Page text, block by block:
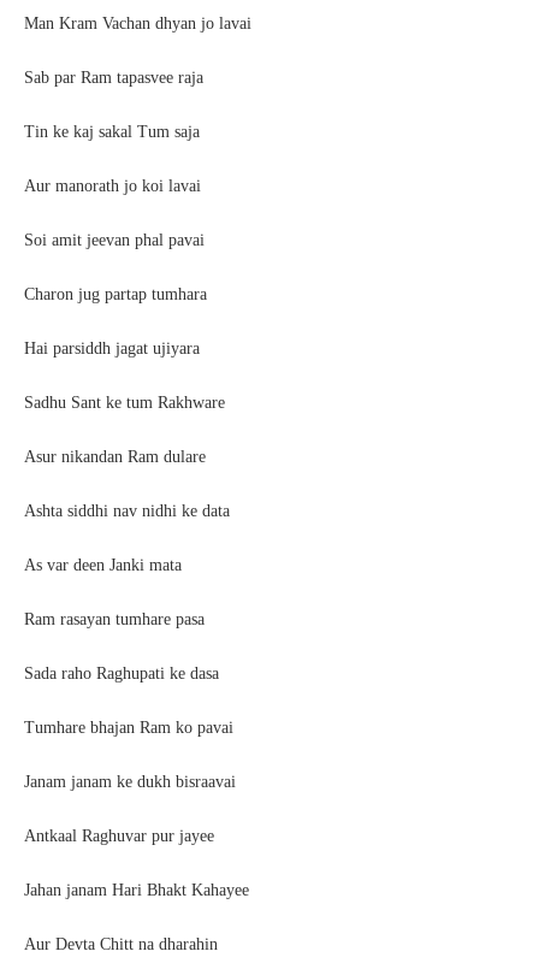
Man Kram Vachan dhyan jo lavai
Sab par Ram tapasvee raja
Tin ke kaj sakal Tum saja
Aur manorath jo koi lavai
Soi amit jeevan phal pavai
Charon jug partap tumhara
Hai parsiddh jagat ujiyara
Sadhu Sant ke tum Rakhware
Asur nikandan Ram dulare
Ashta siddhi nav nidhi ke data
As var deen Janki mata
Ram rasayan tumhare pasa
Sada raho Raghupati ke dasa
Tumhare bhajan Ram ko pavai
Janam janam ke dukh bisraavai
Antkaal Raghuvar pur jayee
Jahan janam Hari Bhakt Kahayee
Aur Devta Chitt na dharahin